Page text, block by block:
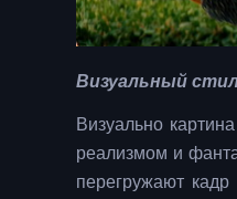
Визуальный
Визуально
реализмом и
перегружают